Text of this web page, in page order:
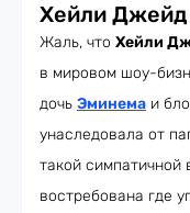
Хейли Джейд
Жаль, что Хейли
в мировом шоу-
дочь Эминема и
унаследовала от
такой
востребована где